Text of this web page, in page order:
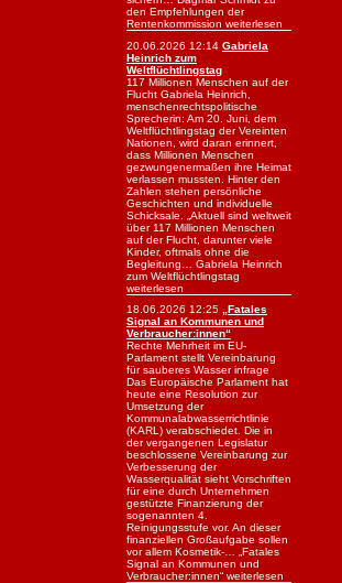
den Empfehlungen der
Rentenkommission weiterlesen
20.06.2026 12:14 Gabriela
Heinrich zum
Weltflüchtlingstag
117 Millionen Menschen auf der
Flucht Gabriela Heinrich,
menschenrechtspolitische
Sprecherin: Am 20. Juni, dem
Weltflüchtlingstag der Vereinten
Nationen, wird daran erinnert,
dass Millionen Menschen
gezwungenermaßen ihre Heimat
verlassen mussten. Hinter den
Zahlen stehen persönliche
Geschichten und individuelle
Schicksale. „Aktuell sind weltweit
über 117 Millionen Menschen
auf der Flucht, darunter viele
Kinder, oftmals ohne die
Begleitung… Gabriela Heinrich
zum Weltflüchtlingstag
weiterlesen
18.06.2026 12:25
„Fatales
Signal an Kommunen und
Verbraucher:innen“
Rechte Mehrheit im EU-
Parlament stellt Vereinbarung
für sauberes Wasser infrage
Das Europäische Parlament hat
heute eine Resolution zur
Umsetzung der
Kommunalabwasserrichtlinie
(KARL) verabschiedet. Die in
der vergangenen Legislatur
beschlossene Vereinbarung zur
Verbesserung der
Wasserqualität sieht Vorschriften
für eine durch Unternehmen
gestützte Finanzierung der
sogenannten 4.
Reinigungsstufe vor. An dieser
finanziellen Großaufgabe sollen
vor allem Kosmetik-… „Fatales
Signal an Kommunen und
Verbraucher:innen“ weiterlesen